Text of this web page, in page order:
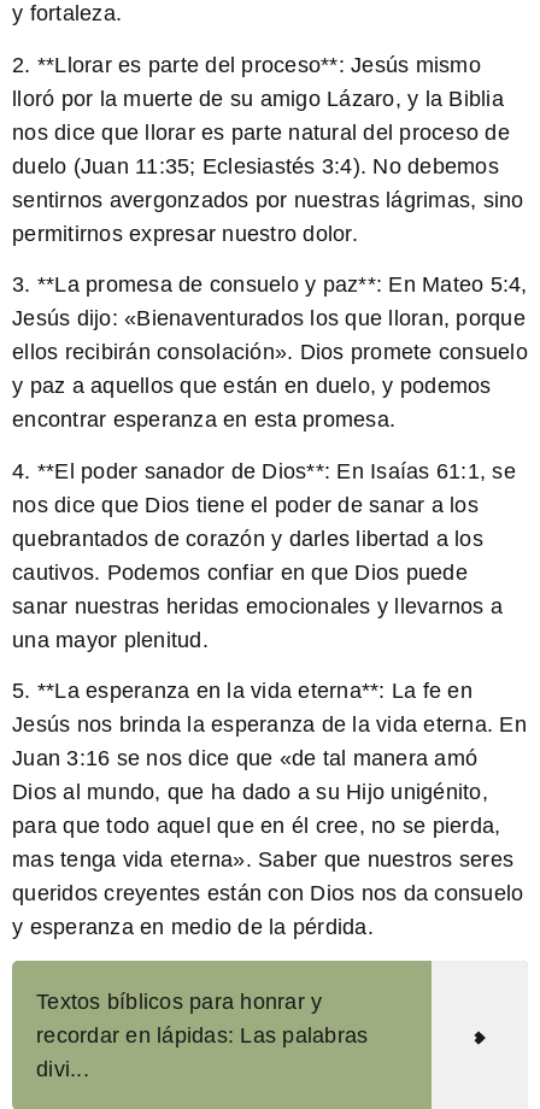
y fortaleza.
2. **Llorar es parte del proceso**: Jesús mismo
lloró por la muerte de su amigo Lázaro, y la Biblia
nos dice que llorar es parte natural del proceso de
duelo (Juan 11:35; Eclesiastés 3:4). No debemos
sentirnos avergonzados por nuestras lágrimas, sino
permitirnos expresar nuestro dolor.
3. **La promesa de consuelo y paz**: En Mateo 5:4,
Jesús dijo: «Bienaventurados los que lloran, porque
ellos recibirán consolación». Dios promete consuelo
y paz a aquellos que están en duelo, y podemos
encontrar esperanza en esta promesa.
4. **El poder sanador de Dios**: En Isaías 61:1, se
nos dice que Dios tiene el poder de sanar a los
quebrantados de corazón y darles libertad a los
cautivos. Podemos confiar en que Dios puede
sanar nuestras heridas emocionales y llevarnos a
una mayor plenitud.
5. **La esperanza en la vida eterna**: La fe en
Jesús nos brinda la esperanza de la vida eterna. En
Juan 3:16 se nos dice que «de tal manera amó
Dios al mundo, que ha dado a su Hijo unigénito,
para que todo aquel que en él cree, no se pierda,
mas tenga vida eterna». Saber que nuestros seres
queridos creyentes están con Dios nos da consuelo
y esperanza en medio de la pérdida.
Textos bíblicos para honrar y
recordar en lápidas: Las palabras
divi...